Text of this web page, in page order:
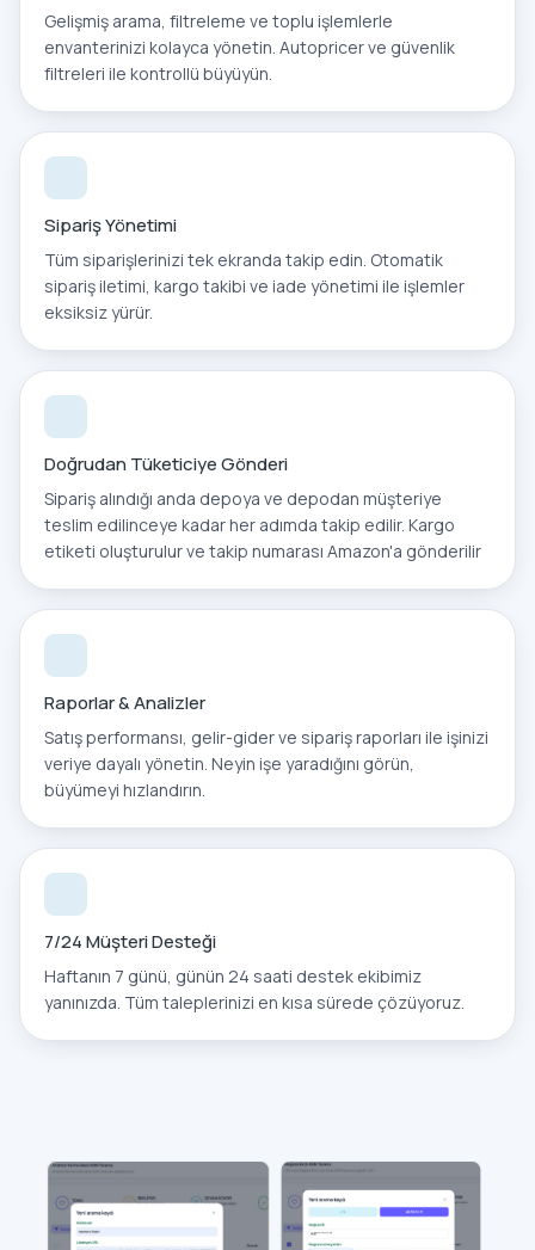
Gelişmiş arama, filtreleme ve toplu işlemlerle
envanterinizi kolayca yönetin. Autopricer ve güvenlik
filtreleri ile kontrollü büyüyün.
Sipariş Yönetimi
Tüm siparişlerinizi tek ekranda takip edin. Otomatik
sipariş iletimi, kargo takibi ve iade yönetimi ile işlemler
eksiksiz yürür.
Doğrudan Tüketiciye Gönderi
Sipariş alındığı anda depoya ve depodan müşteriye
teslim edilinceye kadar her adımda takip edilir. Kargo
etiketi oluşturulur ve takip numarası Amazon'a gönderilir
Raporlar & Analizler
Satış performansı, gelir-gider ve sipariş raporları ile işinizi
veriye dayalı yönetin. Neyin işe yaradığını görün,
büyümeyi hızlandırın.
7/24 Müşteri Desteği
Haftanın 7 günü, günün 24 saati destek ekibimiz
yanınızda. Tüm taleplerinizi en kısa sürede çözüyoruz.